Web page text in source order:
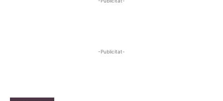
-Publicitat-